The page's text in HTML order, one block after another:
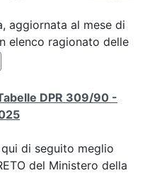
aggiornata al mese di
elenco ragionato delle
DPR 309/90 -
di seguito meglio
del Ministero della